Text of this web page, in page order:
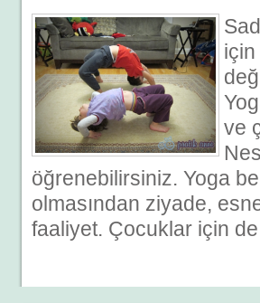
için
ve
öğrenebilirsiniz. Yoga
olmasından ziyade,
faaliyet. Çocuklar için